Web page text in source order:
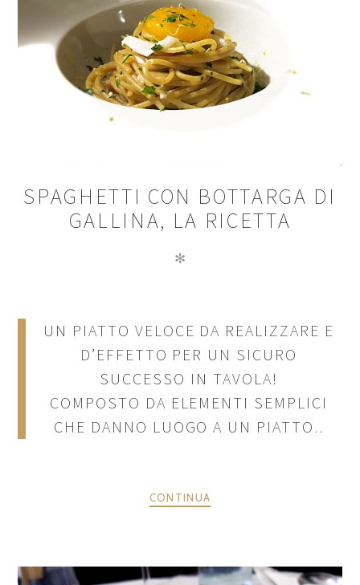
SPAGHETTI CON BOTTARGA DI
GALLINA, LA RICETTA
✻
UN PIATTO VELOCE DA REALIZZARE E
D’EFFETTO PER UN SICURO
SUCCESSO IN TAVOLA!
COMPOSTO DA ELEMENTI SEMPLICI
CHE DANNO LUOGO A UN PIATTO..
CONTINUA